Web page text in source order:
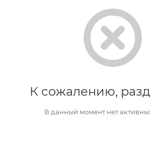
К сожалению,
В данный момент нет